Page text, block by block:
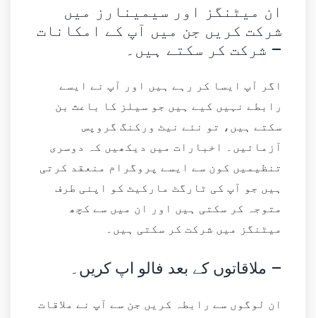
ان میٹنگز اور سیمینارز میں
شرکت کریں جن میں آپ کے امکانات
شرکت کر سکتے ہیں۔ –
اگر آپ ایسا کر رہے ہیں اور آپ نے ایسے
رابطے نہیں کیے ہیں جو سیلز کا باعث بن
سکتے ہیں، تو نئے نیٹ ورکنگ گروپس
آزمائیں۔ اخبارات میں دیکھیں کہ دوسری
تنظیمیں کون سے ایسے پروگرام منعقد کرتی
ہیں جو آپ کی ٹارگٹ مارکیٹ کو اپنی طرف
متوجہ کر سکتی ہیں اور ان میں سے کچھ
میٹنگز میں شرکت کر سکتی ہیں۔
ملاقاتوں کے بعد فالو اپ کریں۔ –
ان لوگوں سے رابطہ کریں جن سے آپ نے ملاقات